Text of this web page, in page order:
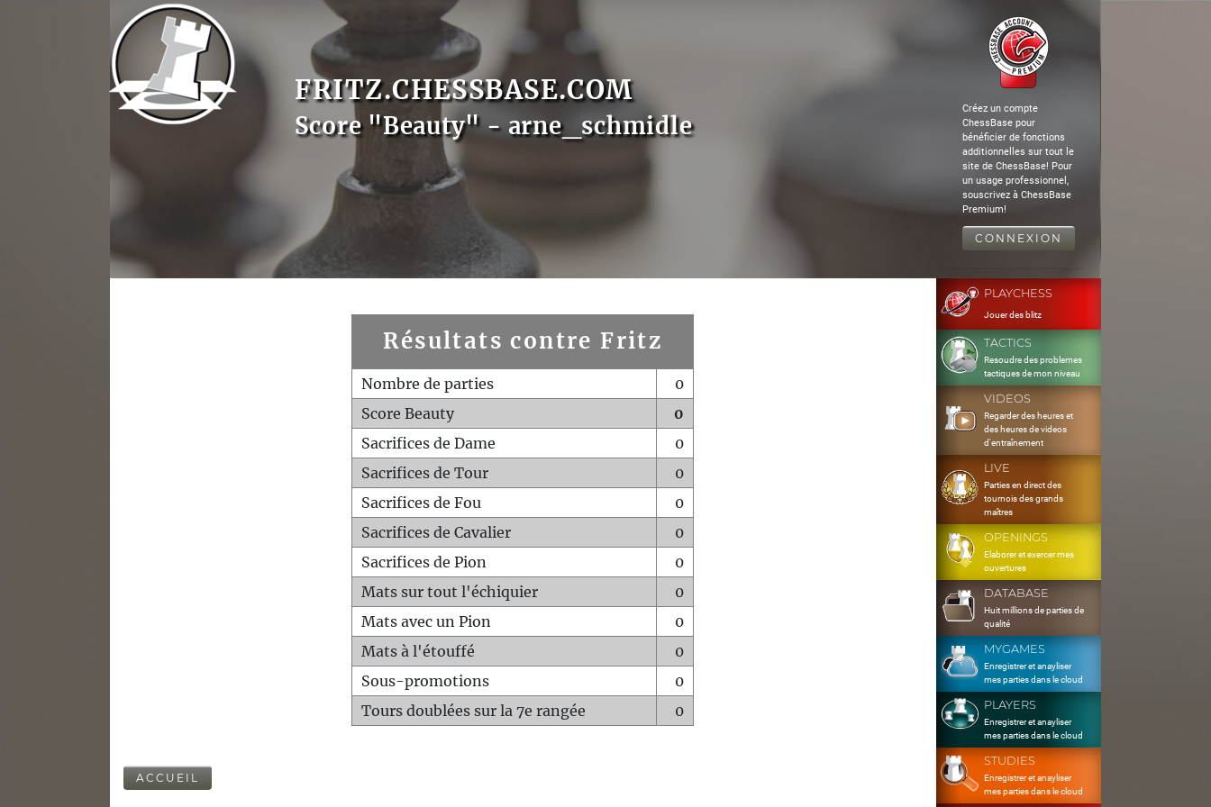
FRITZ.CHESSBASE.COM
Score "Beauty" - arne_schmidle
Créez un compte
ChessBase pour
bénéficier de fonctions
additionnelles sur tout le
site de ChessBase! Pour
un usage professionnel,
souscrivez à ChessBase
Premium!
CONNEXION
Résultats contre Fritz
Nombre de parties
0
Score Beauty
0
Sacrifices de Dame
0
Sacrifices de Tour
0
Sacrifices de Fou
0
Sacrifices de Cavalier
0
Sacrifices de Pion
0
Mats sur tout l'échiquier
0
Mats avec un Pion
0
Mats à l'étouffé
0
Sous-promotions
0
Tours doublées sur la 7e rangée
0
ACCUEIL
PLAYCHESS
Jouer des blitz
TACTICS
Resoudre des problemes
tactiques de mon niveau
VIDEOS
Regarder des heures et
des heures de videos
d'entraînement
LIVE
Parties en direct des
tournois des grands
maîtres
OPENINGS
Elaborer et exercer mes
ouvertures
DATABASE
Huit millions de parties de
qualité
MYGAMES
Enregistrer et anayliser
mes parties dans le cloud
PLAYERS
Enregistrer et anayliser
mes parties dans le cloud
STUDIES
Enregistrer et anayliser
mes parties dans le cloud